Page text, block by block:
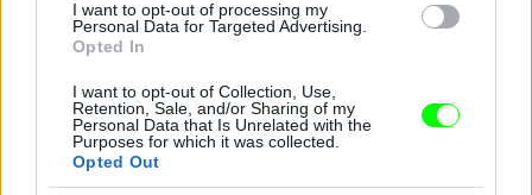
I want to opt-out of processing my
Personal Data for Targeted Advertising.
Opted In
I want to opt-out of Collection, Use,
Retention, Sale, and/or Sharing of my
Personal Data that Is Unrelated with the
Purposes for which it was collected.
Opted Out